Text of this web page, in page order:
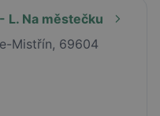
L. Na městečku
Mistřín, 69604